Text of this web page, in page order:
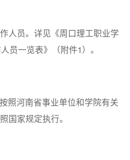
人员。详见《周口理工职业学
员一览表》（附件1）。
照河南省事业单位和学院有关
国家规定执行。